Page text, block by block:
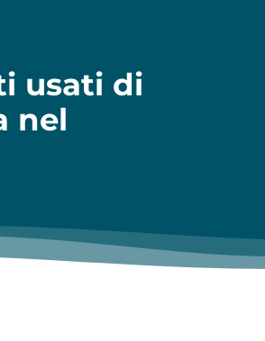
usati di
nel